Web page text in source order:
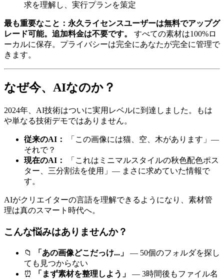
求を理解し、実行プランを策定
最も重要なこと：永久ライセンスユーザーは無料でアップグ
レード可能。追加料金は不要です。
すべての素材は100%ロ
ーカルに保存。プライバシーは完全にあなたが完全に管理で
きます。
なぜ今、AIなのか？
2024年、AI技術はついに実用レベルに到達しました。もは
や単なる技術デモではありません。
従来のAI：
「この画像には猫、空、木があります」—
それで？
現在のAI：
「これはミニマルスタイルの秋色配色ポス
ター、三分割法を使用」— まさに求めていた情報で
す。
AIがクリエイターの言語を理解できるようになり、素材管
理は真のスマート時代へ。
こんな悩みはありませんか？
📁 「あの画像どこだっけ...」
— 50個のフォルダを探し
ても見つからない
⏰
「まず素材を整理しよう」
— 3時間後もファイル名